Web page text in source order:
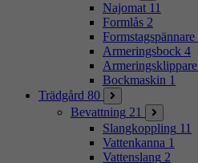
Najomat 11
Formlås 2
Formstagspännare
Armeringsbock 4
Armeringsklippare
Bockmaskin 1
Trädgård 80
Bevattning 21
Slangkoppling 11
Vattenkanna 1
Vattenslang 2